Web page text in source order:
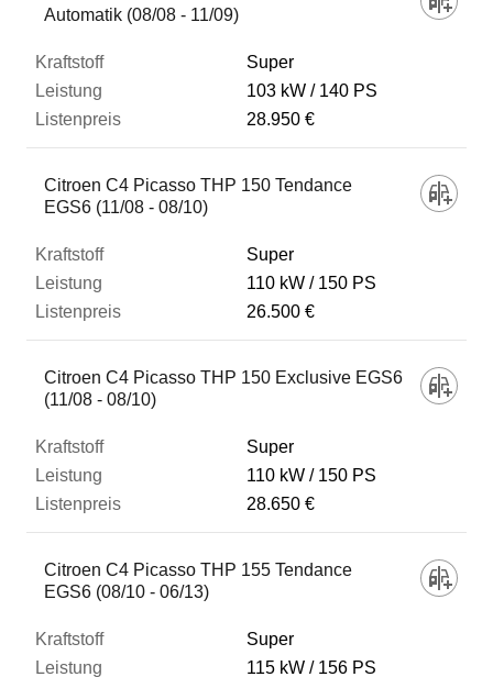
Automatik (08/08 - 11/09)
Super
103 kW
140 PS
28.950 €
Citroen C4 Picasso THP 150 Tendance
EGS6 (11/08 - 08/10)
Super
110 kW
150 PS
26.500 €
Citroen C4 Picasso THP 150 Exclusive EGS6
(11/08 - 08/10)
Super
110 kW
150 PS
28.650 €
Citroen C4 Picasso THP 155 Tendance
EGS6 (08/10 - 06/13)
Super
115 kW
156 PS